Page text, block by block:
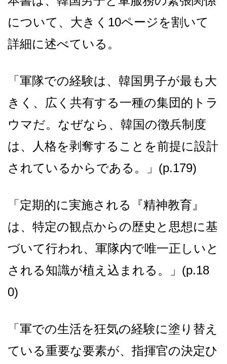
について、大きく10ページを割いて
詳細に述べている。
「軍隊での経験は、韓国男子が最も大
きく、広く共有する一種の集団的トラ
ウマだ。なぜなら、韓国の徴兵制度
は、人格を剥奪することを前提に設計
されているからである。」(p.179)
「定期的に実施される『精神教育』
は、特定の観点からの歴史と思想に基
づいて行われ、軍隊内で唯一正しいと
される知識が植え込まれる。」(p.18
0)
「軍での生活を狂気の経験に塗り替え
ている重要な要素が、指揮官の決定ひ